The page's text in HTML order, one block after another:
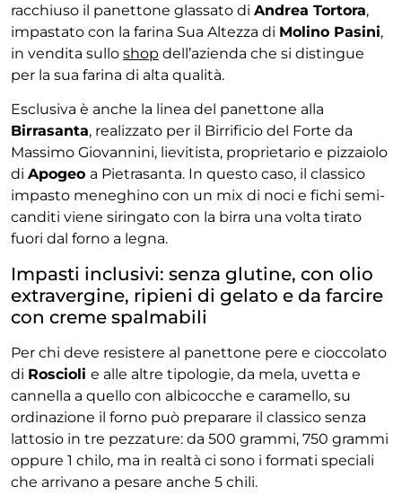
racchiuso il panettone glassato di Andrea Tortora,
impastato con la farina Sua Altezza di Molino Pasini,
in vendita sullo shop dell’azienda che si distingue
per la sua farina di alta qualità.
Esclusiva è anche la linea del panettone alla
Birrasanta, realizzato per il Birrificio del Forte da
Massimo Giovannini, lievitista, proprietario e pizzaiolo
di Apogeo a Pietrasanta. In questo caso, il classico
impasto meneghino con un mix di noci e fichi semi-
canditi viene siringato con la birra una volta tirato
fuori dal forno a legna.
Impasti inclusivi: senza glutine, con olio
extravergine, ripieni di gelato e da farcire
con creme spalmabili
Per chi deve resistere al panettone pere e cioccolato
di Roscioli e alle altre tipologie, da mela, uvetta e
cannella a quello con albicocche e caramello, su
ordinazione il forno può preparare il classico senza
lattosio in tre pezzature: da 500 grammi, 750 grammi
oppure 1 chilo, ma in realtà ci sono i formati speciali
che arrivano a pesare anche 5 chili.